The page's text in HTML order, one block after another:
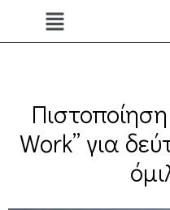
Work” για